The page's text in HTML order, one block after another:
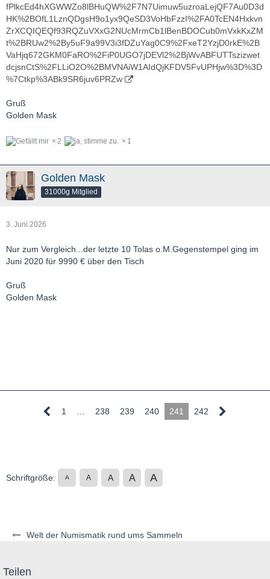
Welt der Numismatik rund ums Sammeln
fPlkcEd4hXGWWZo8lBHuQW%2F7N7Uimuw5uzroaLejQF7Au0D3d
HK%2BOfL1LznQDgsH9o1yx9QeSD3VoHbFzzI%2FA0TcEN4Hxkvn
ZrXCQIQEQf93RQZuVXxG2NUcMrmCb1lBenBDOCub0mVxkKxZM
t%2BRUw2%2By5uF9a99V3i3fDZuYag0C9%2FxeT2YzjD0rkE%2B
VaHjq672GKM0FaRO%2FiP0UGO7jDEVl2%2BjWvABFUTTszizwet
dcjsnCtS%2FLLiO2O%2BMVNAiW1AIdQjKFDV5FvUPHjw%3D%3D
%7Ctkp%3ABk9SR6juv6PRZw
Gruß
Golden Mask
2 1
Golden Mask
31000g Mitglied
3. Juni 2026
Nur zum Vergleich...der letzte 10 Tolas o.M.Gegenstempel ging im
Juni 2020 für 9990 € über den Tisch
Gruß
Golden Mask
1 238 239 240 241 242
Schriftgröße: A A A A A
Teilen